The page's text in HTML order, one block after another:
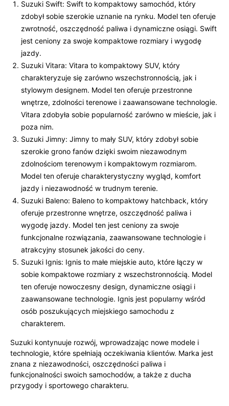
Suzuki Swift: Swift to kompaktowy samochód, który
zdobył sobie szerokie uznanie na rynku. Model ten oferuje
zwrotność, oszczędność paliwa i dynamiczne osiągi. Swift
jest ceniony za swoje kompaktowe rozmiary i wygodę
jazdy.
Suzuki Vitara: Vitara to kompaktowy SUV, który
charakteryzuje się zarówno wszechstronnością, jak i
stylowym designem. Model ten oferuje przestronne
wnętrze, zdolności terenowe i zaawansowane technologie.
Vitara zdobyła sobie popularność zarówno w mieście, jak i
poza nim.
Suzuki Jimny: Jimny to mały SUV, który zdobył sobie
szerokie grono fanów dzięki swoim niezawodnym
zdolnościom terenowym i kompaktowym rozmiarom.
Model ten oferuje charakterystyczny wygląd, komfort
jazdy i niezawodność w trudnym terenie.
Suzuki Baleno: Baleno to kompaktowy hatchback, który
oferuje przestronne wnętrze, oszczędność paliwa i
wygodę jazdy. Model ten jest ceniony za swoje
funkcjonalne rozwiązania, zaawansowane technologie i
atrakcyjny stosunek jakości do ceny.
Suzuki Ignis: Ignis to małe miejskie auto, które łączy w
sobie kompaktowe rozmiary z wszechstronnością. Model
ten oferuje nowoczesny design, dynamiczne osiągi i
zaawansowane technologie. Ignis jest popularny wśród
osób poszukujących miejskiego samochodu z
charakterem.
Suzuki kontynuuje rozwój, wprowadzając nowe modele i
technologie, które spełniają oczekiwania klientów. Marka jest
znana z niezawodności, oszczędności paliwa i
funkcjonalności swoich samochodów, a także z ducha
przygody i sportowego charakteru.